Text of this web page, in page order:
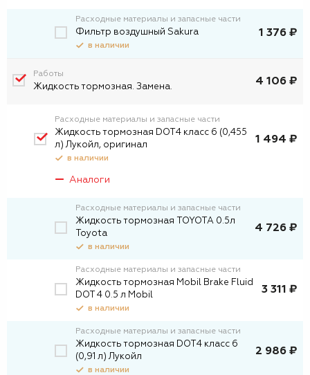
Расходные материалы и запасные части
Фильтр воздушный Sakura
в наличии
1 376 ₽
Работы
Жидкость тормозная. Замена. 4 106 ₽
Расходные материалы и запасные части
Жидкость тормозная DOT4 класс 6 (0,455
л) Лукойл, оригинал
в наличии
1 494 ₽
Аналоги
Расходные материалы и запасные части
Жидкость тормозная TOYOTA 0.5л
Toyota
в наличии
4 726 ₽
Расходные материалы и запасные части
Жидкость тормозная Mobil Brake Fluid
DOT 4 0.5 л Mobil
в наличии
3 311 ₽
Расходные материалы и запасные части
Жидкость тормозная DOT4 класс 6
(0,91 л) Лукойл
в наличии
2 986 ₽